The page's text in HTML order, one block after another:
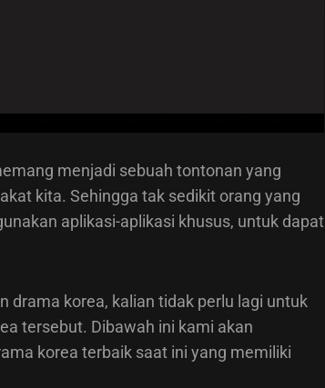
menjadi sebuah tontonan yang
kita. Sehingga tak sedikit orang yang
aplikasi-aplikasi khusus, untuk dapat
drama korea, kalian tidak perlu lagi untuk
tersebut. Dibawah ini kami akan
korea terbaik saat ini yang memiliki